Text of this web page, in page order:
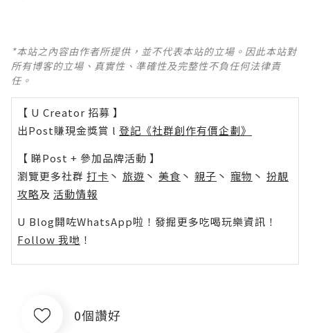
*本站之內容由作者所提供，並不代表本站的立場。因此本站對
所有博客的立場、真實性、準確性及完整性不負任何法律責
任。
【 U Creator 招募 】
出Post賺現金獎賞 l 登記《社群創作有價企劃》
【 睇Post + 參加品牌活動 】
瀏覽更多社群 打卡 丶 旅遊 丶 美食 丶 親子 丶 寵物 丶 扮靚
攻略及 活動情報
U Blog開咗WhatsApp啦！發掘更多吃喝玩樂資訊！
Follow 我哋 ！
0個讚好